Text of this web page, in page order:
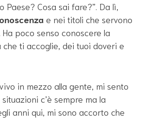
Cosa sai fare?”. Da lì,
e nei titoli che servono
poco senso conoscere la
ti accoglie, dei tuoi doveri e
in mezzo alla gente, mi sento
c’è sempre ma la
anni qui, mi sono accorto che